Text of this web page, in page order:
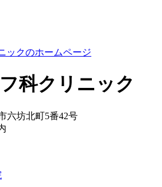
科クリニック
六坊北町5番42号